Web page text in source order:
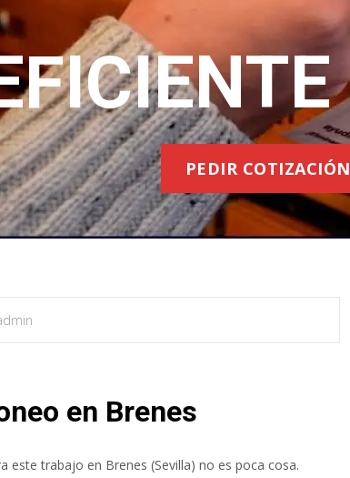
PEDIR COTIZACIÓN
en Brenes
trabajo en Brenes (Sevilla) no es poca cosa.